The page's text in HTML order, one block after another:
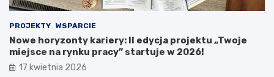
PROJEKTY WSPARCIE
Nowe horyzonty kariery: II edycja projektu „Twoje
miejsce na rynku pracy” startuje w 2026!
17 kwietnia 2026